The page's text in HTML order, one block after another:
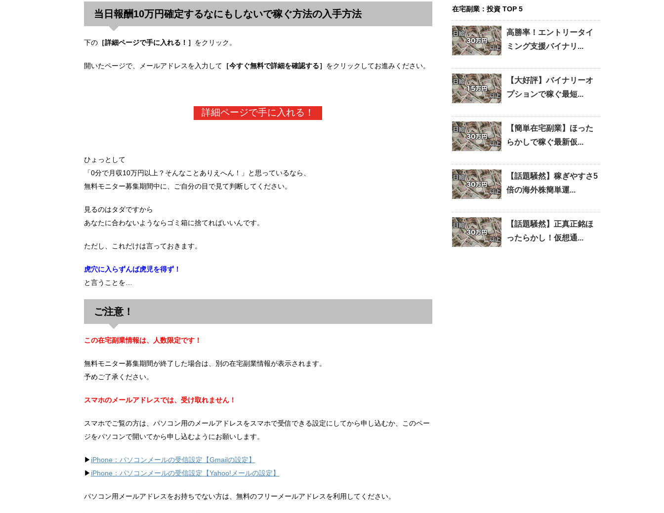
当日報酬10万円確定するなにもしないで稼ぐ方法の入手方法
下の［詳細ページで手に入れる！］ をクリック。
開いたページで、メールアドレスを入力して ［今すぐ無料で詳細を確認する］ をクリックしてお進みください。
詳細ページで手に入れる！
ひょっとして
「0分で月収10万円以上？そんなことありえへん！」と思っているなら、
無料モニター募集期間中に、ご自分の目で見て判断してください。
見るのはタダですから
あなたに合わないようならゴミ箱に捨てればいいんです。
ただし、これだけは言っておきます。
虎穴に入らずんば虎児を得ず！
と言うことを…
ご注意！
この在宅副業情報は、人数限定です！
無料モニター募集期間が終了した場合は、別の在宅副業情報が表示されます。
予めご了承ください。
スマホのメールアドレスでは、受け取れません！
スマホでご覧の方は、パソコン用のメールアドレスをスマホで受信できる設定にしてから申し込むか、このペー
ジをパソコンで開いてから申し込むようにお願いします。
▶︎ iPhone：パソコンメールの受信設定【Gmailの設定】
▶︎ iPhone：パソコンメールの受信設定【Yahoo!メールの設定】
パソコン用メールアドレスをお持ちでない方は、無料のフリーメールアドレスを利用してください。
在宅副業：投資 TOP 5
高勝率！エントリータイ
ミング支援バイナリ...
【大好評】バイナリーオ
プションで稼ぐ最短...
【簡単在宅副業】ほった
らかしで稼ぐ最新仮...
【話題騒然】稼ぎやすさ5
倍の海外株簡単運...
【話題騒然】正真正銘ほ
ったらかし！仮想通...